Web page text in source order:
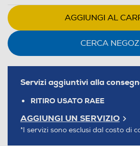
AGGIUNGI AL
CERCA
Servizi aggiuntivi alla
RITIRO USATO RAEE
AGGIUNGI UN SERVIZIO
*I servizi sono esclusi dal costo di